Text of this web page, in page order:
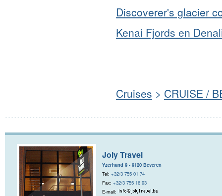
Discoverer's glacier
Kenai Fjords en
Cruises > CRUISE /
Joly Travel
Yzerhand 9 - 9120 Beveren
Tel: +32/3 755 01 74
Fax: +32/3 755 16 93
E-mail: